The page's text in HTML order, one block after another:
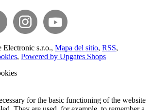
Electronic s.r.o., Mapa del sitio, RSS,
, Powered by Upgates Shops
for the basic functioning of the website